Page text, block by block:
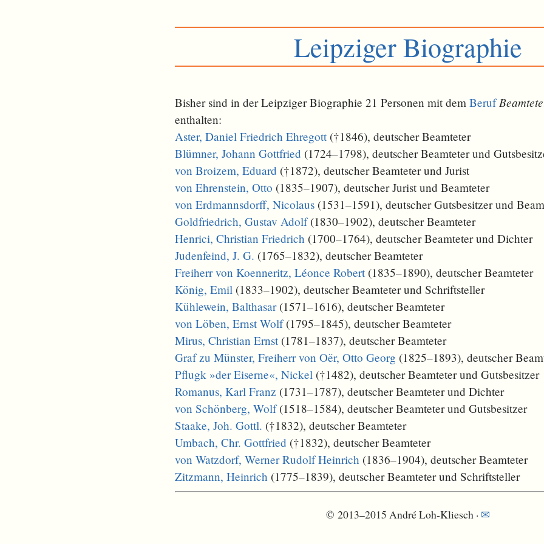
Leipziger Biographie
Bisher sind in der Leipziger Biographie 21 Personen mit dem Beruf
enthalten:
Aster, Daniel Friedrich Ehregott (†1846), deutscher Beamteter
Blümner, Johann Gottfried (1724–1798), deutscher Beamteter und
von Broizem, Eduard (†1872), deutscher Beamteter und Jurist
von Ehrenstein, Otto (1835–1907), deutscher Jurist und Beamteter
von Erdmannsdorff, Nicolaus (1531–1591), deutscher Gutsbesitzer und
Goldfriedrich, Gustav Adolf(1830–1902), deutscher Beamteter
Henrici, Christian Friedrich (1700–1764), deutscher Beamteter und Dichter
Judenfeind, J. G. (1765–1832), deutscher Beamteter
Freiherr von Koenneritz, Léonce Robert (1835–1890), deutscher Beamteter
König, Emil (1833–1902), deutscher Beamteter und Schriftsteller
Kühlewein, Balthasar(1571–1616), deutscher Beamteter
von Löben, Ernst Wolf(1795–1845), deutscher Beamteter
Mirus, Christian Ernst (1781–1837), deutscher Beamteter
Graf zu Münster, Freiherr von Oër, Otto Georg (1825–1893), deutscher
Pflugk »der Eiserne«, Nickel (†1482), deutscher Beamteter und Gutsbesitzer
Romanus, Karl Franz (1731–1787), deutscher Beamteter und Dichter
von Schönberg, Wolf(1518–1584), deutscher Beamteter und Gutsbesitzer
Staake, Joh. Gottl. (†1832), deutscher Beamteter
Umbach, Chr. Gottfried (†1832), deutscher Beamteter
von Watzdorf, Werner Rudolf Heinrich (1836–1904), deutscher Beamteter
Zitzmann, Heinrich (1775–1839), deutscher Beamteter und Schriftsteller
© 2013–2015 André Loh-Kliesch · ✉